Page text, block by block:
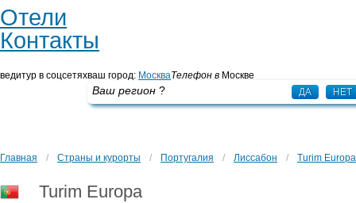
Отели
Контакты
ведитур в соцсетяхваш город: Москва
Ваш регион ? ДА НЕТ
Телефон в Москве
Главная / Страны и курорты / Португалия / Лиссабон / Turim Europa
Turim Europa